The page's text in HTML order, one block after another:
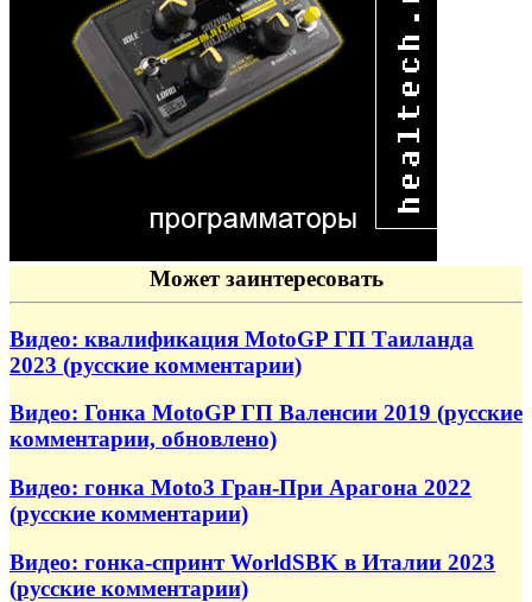
Может заинтересовать
Видео: квалификация MotoGP ГП Таиланда
2023 (русские комментарии)
Видео: Гонка MotoGP ГП Валенсии 2019 (русские
комментарии, обновлено)
Видео: гонка Moto3 Гран-При Арагона 2022
(русские комментарии)
Видео: гонка-спринт WorldSBK в Италии 2023
(русские комментарии)